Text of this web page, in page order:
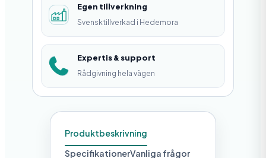
Egen tillverkning
Svensktillverkad i Hedemora
Expertis & support
Rådgivning hela vägen
Produktbeskrivning
SpecifikationerVanliga frågor